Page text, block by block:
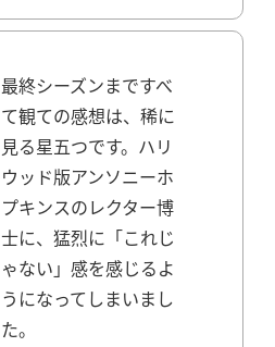
最終シーズンまですべ
て観ての感想は、稀に
見る星五つです。 ハリ
ウッド版アンソニーホ
プキンスのレクター博
士に、猛烈に「これじ
ゃない」感を感じるよ
うになってしまいまし
た。